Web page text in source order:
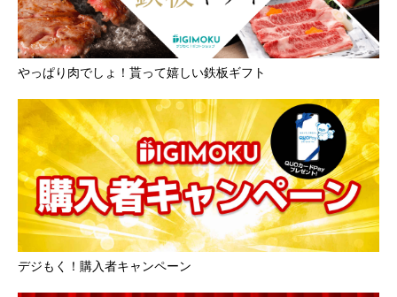
やっぱり肉でしょ！貰って嬉しい鉄板ギフト
デジもく！購入者キャンペーン